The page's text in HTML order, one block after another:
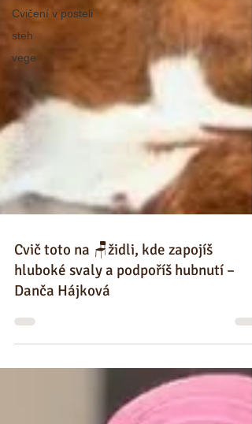
Cvičení v posteli
steh
vege
Cvič toto na 🪑židli, kde zapojíš
hluboké svaly a podpoříš hubnutí –
Danča Hájková